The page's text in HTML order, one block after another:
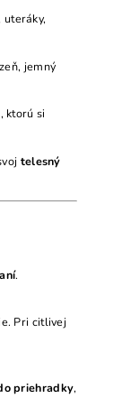
jemný
ktorú si
telesný
.
Pri citlivej
priehradky,